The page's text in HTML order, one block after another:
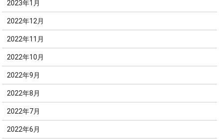
2023年1月
2022年12月
2022年11月
2022年10月
2022年9月
2022年8月
2022年7月
2022年6月